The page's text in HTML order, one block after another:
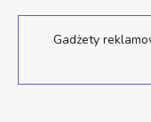
Gadżety